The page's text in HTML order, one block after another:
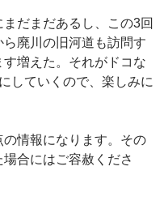
だまだあるし、この3回
ら廃川の旧河道も訪問す
増えた。それがドコな
していくので、楽しみに
情報になります。その
合にはご容赦くださ